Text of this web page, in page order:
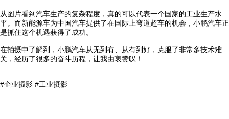
从图片看到汽车生产的复杂程度，真的可以代表一个国家的工业生产水
平。而新能源车为中国汽车提供了在国际上弯道超车的机会，小鹏汽车正
是抓住这个机遇获得了成功。
在拍摄中了解到，小鹏汽车从无到有、从有到好，克服了非常多技术难
关，经历了很多的奋斗历程，让我由衷赞叹！
#企业摄影 #工业摄影